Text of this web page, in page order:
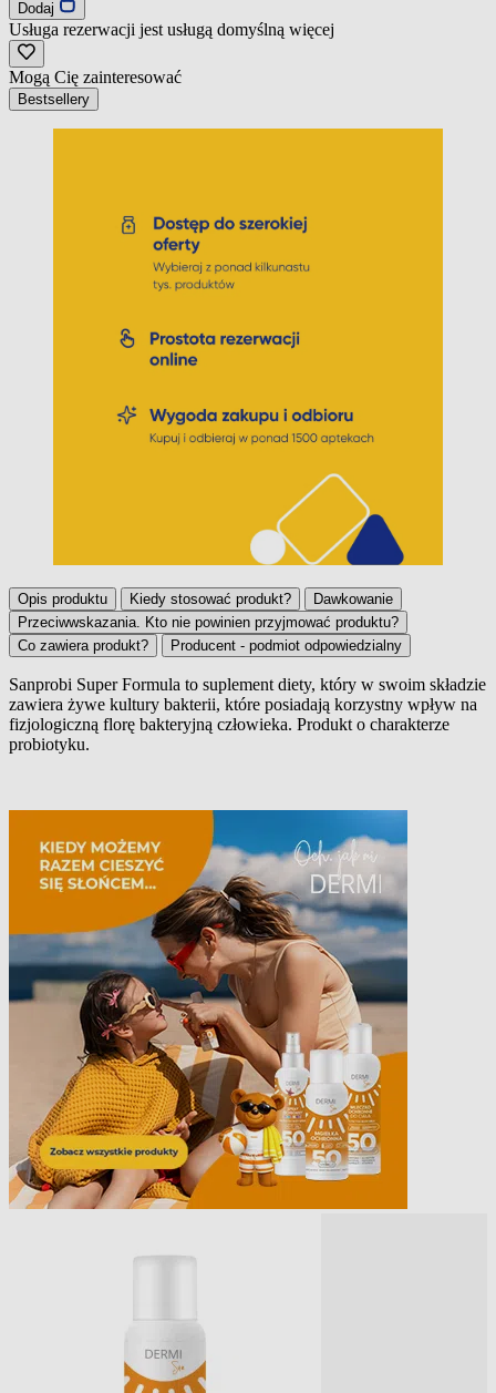
Dodaj
Usługa rezerwacji jest usługą domyślną więcej
Mogą Cię zainteresować
Bestsellery
Opis produktu Kiedy stosować produkt?
Dawkowanie
Przeciwwskazania. Kto nie powinien przyjmować produktu?
Co zawiera produkt?
Producent - podmiot odpowiedzialny
Opis produktu
Sanprobi Super Formula to suplement diety, który w swoim składzie
zawiera żywe kultury bakterii, które posiadają korzystny wpływ na
fizjologiczną florę bakteryjną człowieka. Produkt o charakterze
probiotyku.